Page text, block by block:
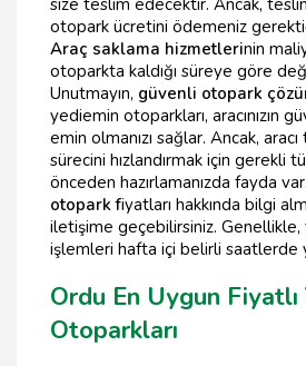
size teslim edecektir. Ancak,
otopark ücretini ödemeniz
Araç saklama hizmetlerinin
otoparkta kaldığı süreye göre
Unutmayın, güvenli otopark
yediemin otoparkları, aracınızın
emin olmanızı sağlar. Ancak,
sürecini hızlandırmak için gerekli
önceden hazırlamanızda fayda var.
otopark fiyatları hakkında bilgi
iletişime geçebilirsiniz.
işlemleri hafta içi belirli saatlerde
Ordu En Uygun
Otoparkları